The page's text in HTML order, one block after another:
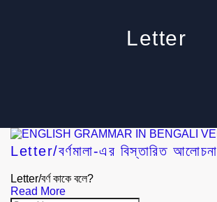
Letter
Letter/বর্ণমালা-এর বিস্তারিত আলোচনা
Letter/বর্ণ কাকে বলে?
Read More